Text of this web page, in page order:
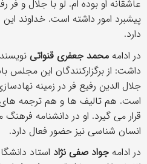
عاشقانه او بوده ام. لو با جلال و
پیشبرد امور داشته است. خداوند این
دارد.
در ادامه محمد جعفری قنواتی
داشت: از برگزارکنندگان این مجلس
جلال الدین رفیع فر در زمینه
است. هم تالیف ها و هم ترجمه های
قرار می گیرد. او در دانشنامه
انسان شناسی نیز حضور فعال دارد.
در ادامه جواد صفی نژاد استاد